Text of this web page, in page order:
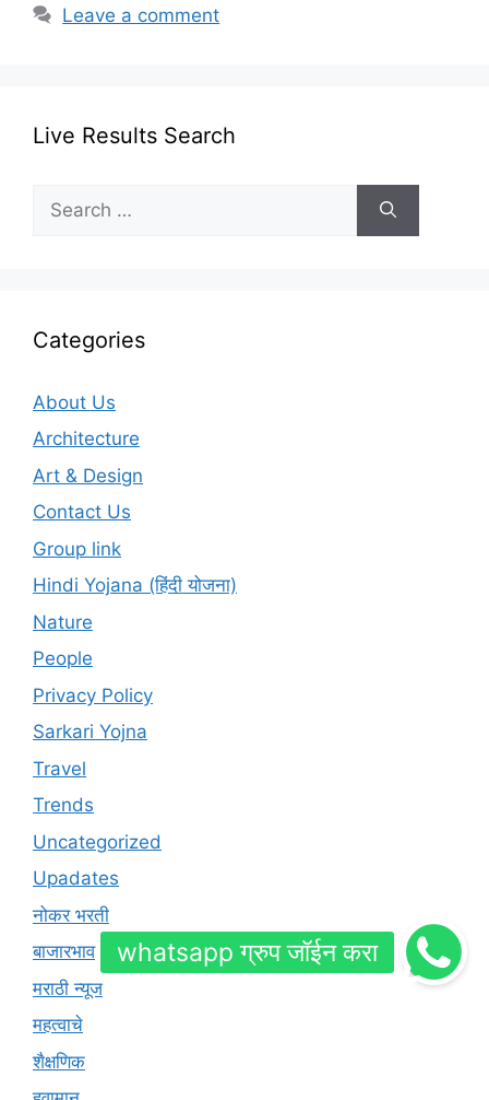
Leave a comment
Live Results Search
for:
Categories
About Us
Architecture
Art & Design
Contact Us
Group link
Hindi Yojana (हिंदी योजना)
Nature
People
Privacy Policy
Sarkari Yojna
Travel
Trends
Uncategorized
Upadates
नोकर भरती
बाजारभाव
मराठी न्यूज
महत्वाचे
शैक्षणिक